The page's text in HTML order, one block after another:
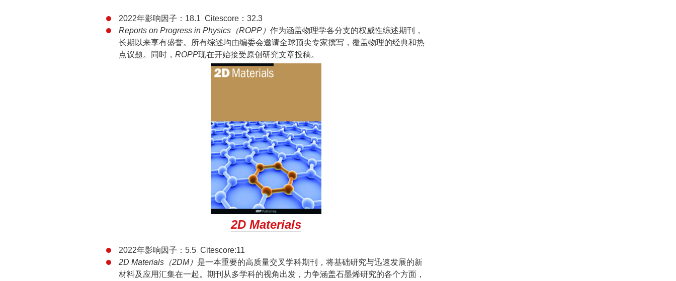
2022年影响因子：18.1 Citescore：32.3
Reports on Progress in Physics（ROPP） 作为涵盖物理学各分支的权威性综述期刊，
长期以来享有盛誉。所有综述均由编委会邀请全球顶尖专家撰写，覆盖物理的经典和热
点议题。同时， ROPP现在开始接受原创研究文章投稿。
2D Materials
2022年影响因子：5.5 Citescore:11
2D Materials（2DM） 是一本重要的高质量交叉学科期刊，将基础研究与迅速发展的新
材料及应用汇集在一起。期刊从多学科的视角出发，力争涵盖石墨烯研究的各个方面，